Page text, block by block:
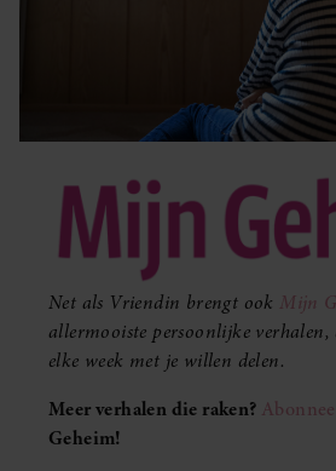
Net als Vriendin brengt ook Mijn
allermooiste persoonlijke
elke week met je willen delen.
Meer verhalen die raken?
Geheim!